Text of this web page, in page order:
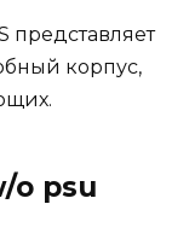
представляет
корпус,
o psu